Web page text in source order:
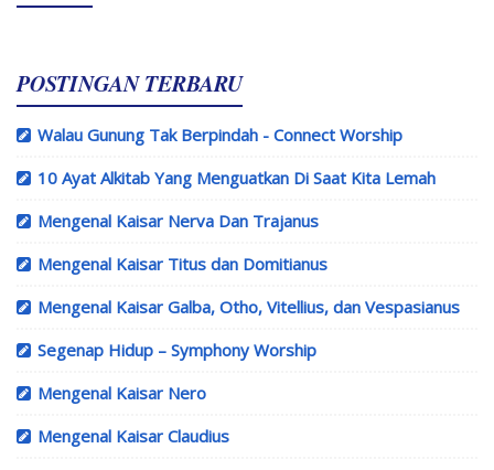
POSTINGAN TERBARU
Walau Gunung Tak Berpindah - Connect Worship
10 Ayat Alkitab Yang Menguatkan Di Saat Kita Lemah
Mengenal Kaisar Nerva Dan Trajanus
Mengenal Kaisar Titus dan Domitianus
Mengenal Kaisar Galba, Otho, Vitellius, dan Vespasianus
Segenap Hidup – Symphony Worship
Mengenal Kaisar Nero
Mengenal Kaisar Claudius